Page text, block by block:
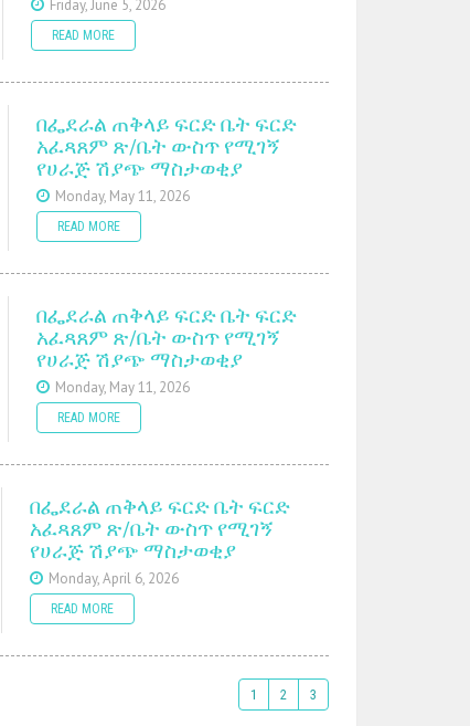
Friday, June 5, 2026
READ MORE
በፌደራል ጠቅላይ ፍርድ ቤት ፍርድ
አፈጻጸም ጽ/ቤት ውስጥ የሚገኝ
የሀራጅ ሽያጭ ማስታወቂያ
Monday, May 11, 2026
READ MORE
በፌደራል ጠቅላይ ፍርድ ቤት ፍርድ
አፈጻጸም ጽ/ቤት ውስጥ የሚገኝ
የሀራጅ ሽያጭ ማስታወቂያ
Monday, May 11, 2026
READ MORE
በፌደራል ጠቅላይ ፍርድ ቤት ፍርድ
አፈጻጸም ጽ/ቤት ውስጥ የሚገኝ
የሀራጅ ሽያጭ ማስታወቂያ
Monday, April 6, 2026
READ MORE
1 2 3